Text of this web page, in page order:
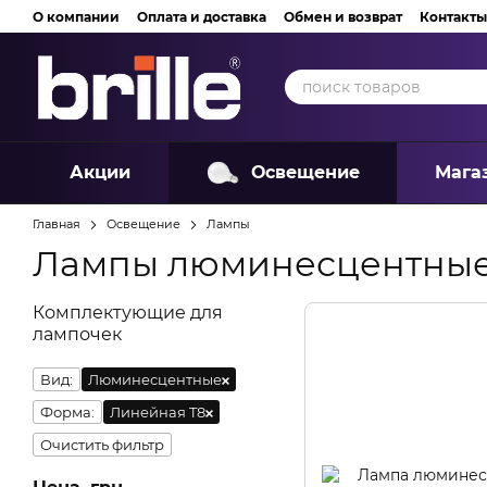
Перейти к основному контенту
О компании Оплата и доставка Обмен и возврат Контакты
Акции Освещение
Главная Освещение Лампы
Лампы
Комплектующие для
лампочек
Вид:
Люминесцентные
Форма:
Линейная T8
Очистить фильтр